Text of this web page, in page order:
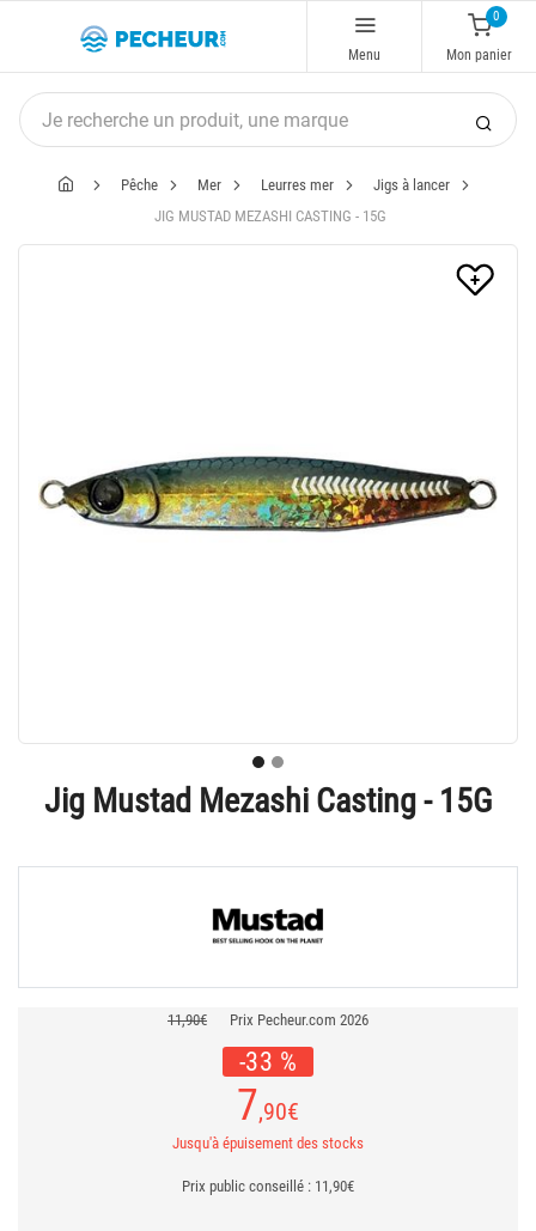
Menu
0
Mon panier
Pêche Mer Leurres mer
Jigs à lancer
JIG MUSTAD MEZASHI CASTING - 15G
Jig Mustad Mezashi Casting - 15G
11,90€ Prix Pecheur.com 2026
-33 %
7,90€
Jusqu'à épuisement des stocks
Prix public conseillé : 11,90€